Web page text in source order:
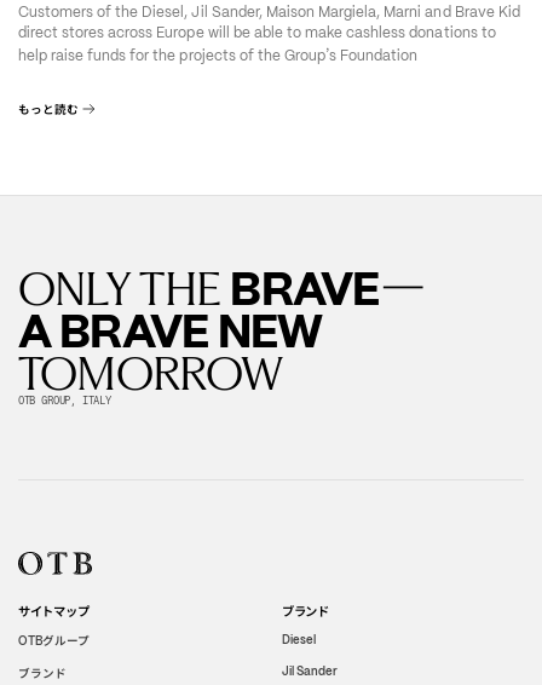
Customers of the Diesel, Jil Sander, Maison Margiela, Marni and Brave Kid
direct stores across Europe will be able to make cashless donations to
help raise funds for the projects of the Group’s Foundation
もっと読む
ONLY THE BRAVE—
A BRAVE NEW
TOMORROW
OTB GROUP, ITALY
サイトマップ
OTBグループ
ブランド
ブランド
Diesel
Jil Sander